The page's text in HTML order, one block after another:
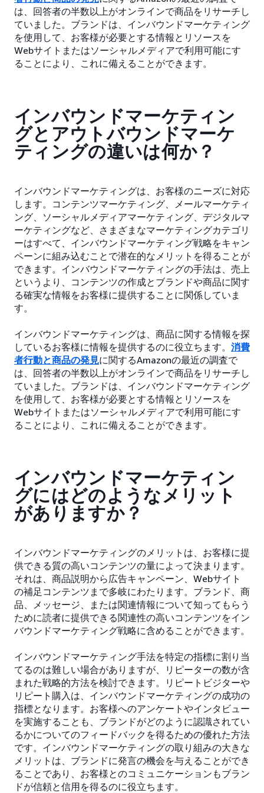
は、回答者の半数以上がオンラインで商品をリサーチし
ていました。ブランドは、インバウンドマーケティング
を使用して、お客様が必要とする情報とリソースを
Webサイトまたはソーシャルメディアで利用可能にす
ることにより、これに備えることができます。
インバウンドマーケティン
グとアウトバウンドマーケ
ティングの違いは何か？
インバウンドマーケティングは、お客様のニーズに対応
します。コンテンツマーケティング、メールマーケティ
ング、ソーシャルメディアマーケティング、デジタルマ
ーケティングなど、さまざまなマーケティングカテゴリ
ーはすべて、インバウンドマーケティング戦略をキャン
ペーンに組み込むことで潜在的なメリットを得ることが
できます。インバウンドマーケティングの手法は、売上
というより、コンテンツの作成とブランドや商品に関す
る確実な情報をお客様に提供することに関係していま
す。
インバウンドマーケティングは、商品に関する情報を探
しているお客様に情報を提供するのに役立ちます。 消費
者行動と商品の発見に関するAmazonの最近の調査で
は、回答者の半数以上がオンラインで商品をリサーチし
ていました。ブランドは、インバウンドマーケティング
を使用して、お客様が必要とする情報とリソースを
Webサイトまたはソーシャルメディアで利用可能にす
ることにより、これに備えることができます。
インバウンドマーケティン
グにはどのようなメリット
がありますか？
インバウンドマーケティングのメリットは、お客様に提
供できる質の高いコンテンツの量によって決まります。
それは、商品説明から広告キャンペーン、Webサイト
の補足コンテンツまで多岐にわたります。ブランド、商
品、メッセージ、または関連情報について知ってもらう
ために読者に提供できる関連性の高いコンテンツをイン
バウンドマーケティング戦略に含めることができます。
インバウンドマーケティング手法を特定の指標に割り当
てるのは難しい場合がありますが、リピーターの数が含
まれた戦略的方法を検討できます。リピートビジターや
リピート購入は、インバウンドマーケティングの成功の
指標となります。お客様へのアンケートやインタビュー
を実施することも、ブランドがどのように認識されてい
るかについてのフィードバックを得るための優れた方法
です。インバウンドマーケティングの取り組みの大きな
メリットは、ブランドに発言の機会を与えることができ
ることであり、お客様とのコミュニケーションもブラン
ドが信頼と信用を得るのに役立ちます。